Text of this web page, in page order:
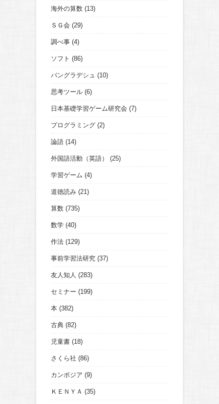
海外の算数 (13)
ＳＧ会 (29)
調べ事 (4)
ソフト (86)
バングラデシュ (10)
思考ツール (6)
日本基礎学習ゲーム研究会 (7)
プログラミング (2)
論語 (14)
外国語活動（英語） (25)
学習ゲーム (4)
道徳読み (21)
算数 (735)
数学 (40)
作法 (129)
事前学習法研究 (37)
友人知人 (283)
セミナー (199)
本 (382)
古典 (82)
児童書 (18)
さくら社 (86)
カンボジア (9)
ＫＥＮＹＡ (35)